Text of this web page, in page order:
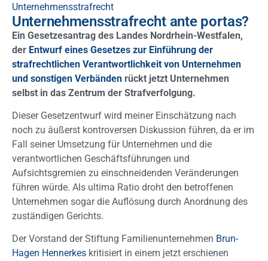
Unternehmensstrafrecht
Unternehmensstrafrecht ante portas?
Ein Gesetzesantrag des Landes Nordrhein-Westfalen,
der Entwurf eines Gesetzes zur Einführung der
strafrechtlichen Verantwortlichkeit von Unternehmen
und sonstigen Verbänden rückt jetzt Unternehmen
selbst in das Zentrum der Strafverfolgung.
Dieser Gesetzentwurf wird meiner Einschätzung nach
noch zu äußerst kontroversen Diskussion führen, da er im
Fall seiner Umsetzung für Unternehmen und die
verantwortlichen Geschäftsführungen und
Aufsichtsgremien zu einschneidenden Veränderungen
führen würde. Als ultima Ratio droht den betroffenen
Unternehmen sogar die Auflösung durch Anordnung des
zuständigen Gerichts.
Der Vorstand der Stiftung Familienunternehmen Brun-
Hagen Hennerkes kritisiert in einem jetzt erschienen